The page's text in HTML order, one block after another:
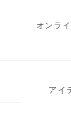
オンラ
アイ